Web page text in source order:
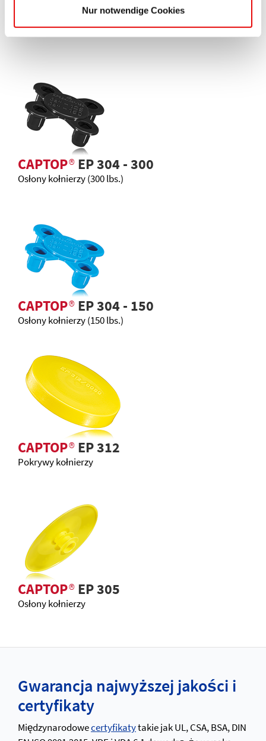
Nur notwendige Cookies
również zainteresować
CAPTOP®EP 304 - 300
Osłony kołnierzy (300 lbs.)
CAPTOP®EP 304 - 150
Osłony kołnierzy (150 lbs.)
CAPTOP®EP 312
Pokrywy kołnierzy
CAPTOP®EP 305
Osłony kołnierzy
Gwarancja najwyższej jakości i
certyfikaty
Międzynarodowecertyfikatytakie jak UL, CSA, BSA, DIN